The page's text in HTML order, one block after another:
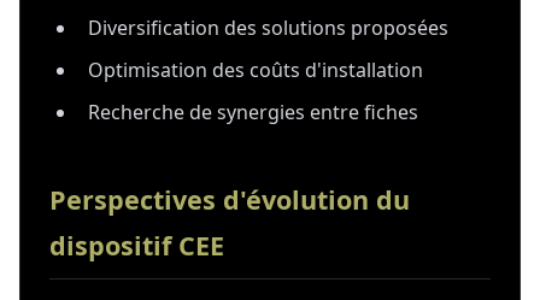
Diversification des solutions proposées
Optimisation des coûts d'installation
Recherche de synergies entre fiches
Perspectives d'évolution du
dispositif CEE